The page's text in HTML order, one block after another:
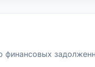
финансовых